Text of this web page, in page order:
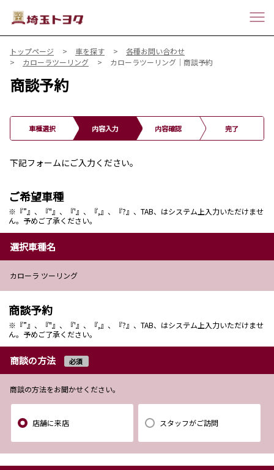
トップページ 車を探す
各種お問い合わせ
カローラツーリング
カローラツーリング｜商談予約
商談予約
車種選択 内容入力 内容確認 完了
下記フォームにご入力ください。
ご希望車種
※『”』、『"』、『'』、『,』、『?』、TAB、はシステム上入力いただけませ
ん。予めご了承ください。
選択車種名
カローラ ツーリング
商談予約
※『”』、『"』、『'』、『,』、『?』、TAB、はシステム上入力いただけませ
ん。予めご了承ください。
商談の方法 必須
商談の方法をお聞かせください。
店舗に来店 スタッフがご訪問